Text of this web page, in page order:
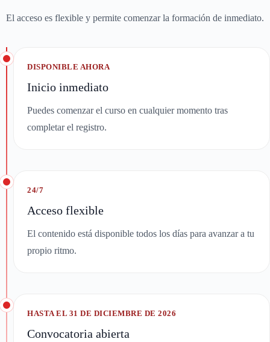
El acceso es flexible y permite comenzar la formación de inmediato.
DISPONIBLE AHORA
Inicio inmediato
Puedes comenzar el curso en cualquier momento tras
completar el registro.
24/7
Acceso flexible
El contenido está disponible todos los días para avanzar a tu
propio ritmo.
HASTA EL 31 DE DICIEMBRE DE 2026
Convocatoria abierta